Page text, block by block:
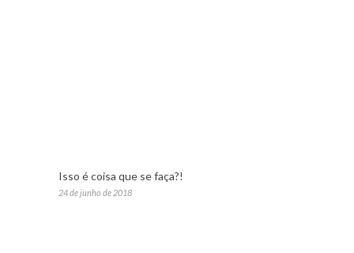
Isso é coisa que se faça?!
24 de junho de 2018